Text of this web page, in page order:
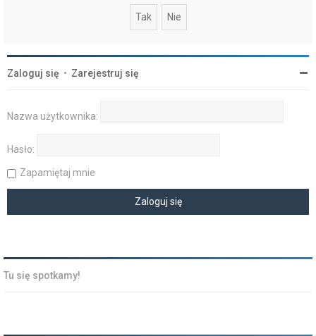
Zaloguj się • Zarejestruj się
Nazwa użytkownika:
Hasło:
Zapamiętaj mnie
Tu się spotkamy!